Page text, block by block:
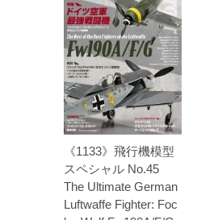
《1133》飛行機模型
スペシャル No.45
The Ultimate German
Luftwaffe Fighter: Foc